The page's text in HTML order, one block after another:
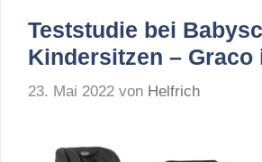
Teststudie bei
Kindersitzen – Graco
23. Mai 2022 von Helfrich